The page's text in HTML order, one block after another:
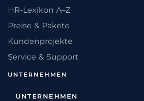
HR-Lexikon A–Z
Preise & Pakete
Kundenprojekte
Service & Support
UNTERNEHMEN
UNTERNEHMEN